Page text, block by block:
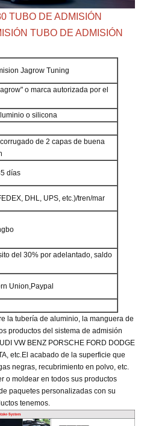
TUBO DE ADMISIÓN
TUBO DE ADMISIÓN
Jagrow Tuning
o marca autorizada por el
o silicona
de 2 capas de buena
días
DHL, UPS, etc.)/tren/mar
del 30% por adelantado, saldo
Union,Paypal
la tubería de aluminio, la manguera de
productos del sistema de admisión
VW BENZ PORSCHE FORD DODGE
etc.El acabado de la superficie que
negras, recubrimiento en polvo, etc.
o moldear en todos sus productos
paquetes personalizadas con su
tenemos.